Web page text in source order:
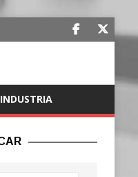
INDUSTRIA